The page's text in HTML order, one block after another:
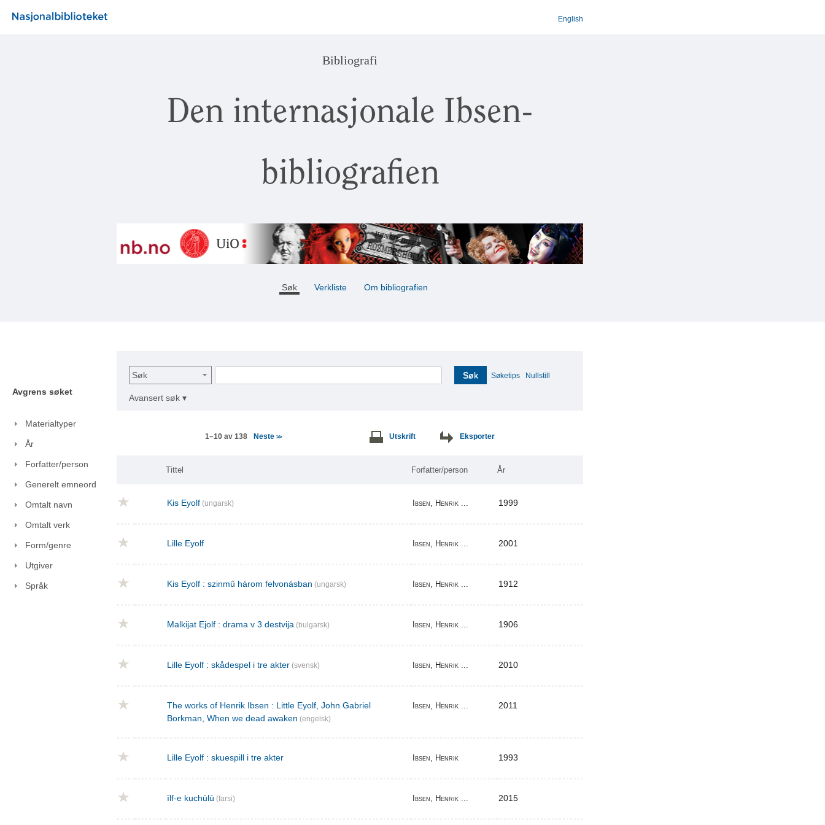
English
Bibliografi
Den internasjonale Ibsen-
bibliografien
Søk Verkliste Om bibliografien
Avgrens søket
Materialtyper
År
Forfatter/person
Generelt emneord
Omtalt navn
Omtalt verk
Form/genre
Utgiver
Språk
Søk Søk Søketips Nullstill
Avansert søk ▾
1–10 av 138 Neste >> Utskrift Eksporter
Tittel Forfatter/person År
Kis Eyolf (ungarsk) Ibsen, Henrik ... 1999
Lille Eyolf Ibsen, Henrik ... 2001
Kis Eyolf : szinmű három felvonásban (ungarsk) Ibsen, Henrik ... 1912
Malkijat Ejolf : drama v 3 destvija (bulgarsk) Ibsen, Henrik ... 1906
Lille Eyolf : skådespel i tre akter (svensk) Ibsen, Henrik ... 2010
The works of Henrik Ibsen : Little Eyolf, John Gabriel
Borkman, When we dead awaken (engelsk)
Ibsen, Henrik ... 2011
Lille Eyolf : skuespill i tre akter Ibsen, Henrik 1993
īlf-e kuchūlū (farsi) Ibsen, Henrik ... 2015